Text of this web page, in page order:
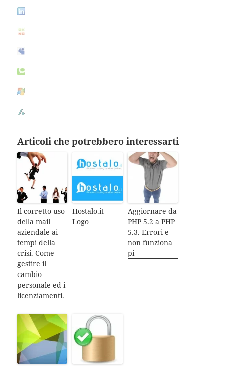
Articoli che potrebbero interessarti
Il corretto uso
della mail
aziendale ai
tempi della
crisi. Come
gestire il
cambio
personale ed i
licenziamenti.
Hostalo.it –
Logo
Aggiornare da
PHP 5.2 a PHP
5.3. Errori e
non funziona
pi